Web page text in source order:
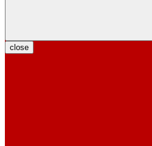
close